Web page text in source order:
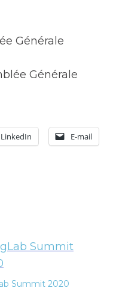
Générale
Générale
LinkedIn E-mail
Summit 2020